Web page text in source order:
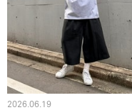
2026.06.19